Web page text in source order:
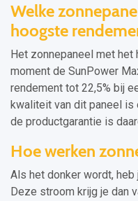
Welke
hoogste
Het zonnepaneel met
moment de SunPower
rendement tot 22,5% bij
kwaliteit van dit paneel is
de productgarantie is
Hoe werken
Als het donker wordt,
Deze stroom krijg je dan